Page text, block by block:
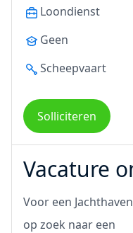
Loondienst
Geen
Scheepvaart
Solliciteren
Vacature
Voor een
op zoek naar een